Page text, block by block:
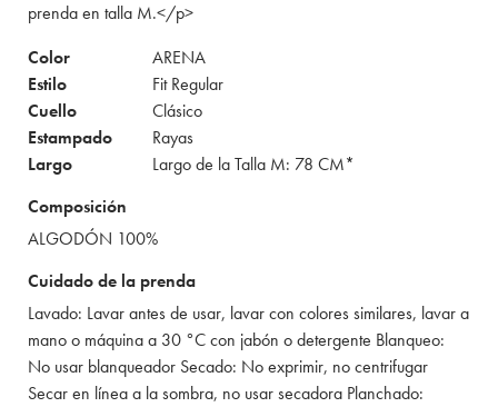
prenda en talla M.</p>
Color
ARENA
Estilo
Fit Regular
Cuello
Clásico
Estampado
Rayas
Largo
Largo de la Talla M: 78 CM*
Composición
ALGODÓN 100%
Cuidado de la prenda
Lavado: Lavar antes de usar, lavar con colores similares, lavar a
mano o máquina a 30 °C con jabón o detergente Blanqueo:
No usar blanqueador Secado: No exprimir, no centrifugar
Secar en línea a la sombra, no usar secadora Planchado: